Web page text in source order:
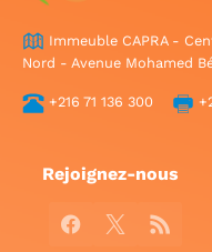
Immeuble CAPRA -
Nord - Avenue Mohamed
+216 71 136 300
Rejoignez-nous
Facebook
X RSS